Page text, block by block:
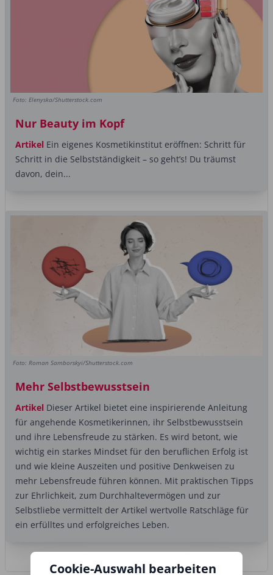
Foto: Elenyska/Shutterstock.com
Nur Beauty im Kopf
Artikel Ein eigenes Kosmetikinstitut eröffnen: Schritt für
Schritt in die Selbstständigkeit – so geht’s! Du träumst
davon, dein...
Foto: Roman Samborskyi/Shutterstock.com
Mehr Selbstbewusstsein
Artikel Dieser Artikel bietet eine inspirierende Anleitung
für angehende Kosmetikerinnen, ihr Selbstbewusstsein
und ihre Lebensfreude zu stärken. Es wird betont, wie
wichtig ein starkes Mindset für den beruflichen Erfolg ist
und wie kleine Auszeiten und positive Denkweisen zu
mehr Lebensfreude führen können. Mit praktischen Tipps
zur Ehrlichkeit, zum Durchhaltevermögen und zur
Selbstliebe vermittelt der Artikel wertvolle Ratschläge für
ein erfülltes und erfolgreiches Leben.
Cookie-Auswahl bearbeiten